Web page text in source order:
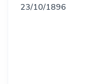
23/10/1896